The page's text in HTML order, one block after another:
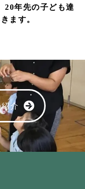
20年先の子ども達
ます。
介